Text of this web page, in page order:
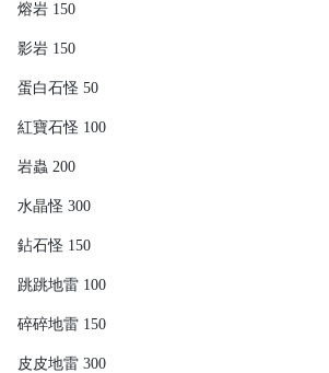
熔岩 150
影岩 150
蛋白石怪 50
紅寶石怪 100
岩蟲 200
水晶怪 300
鉆石怪 150
跳跳地雷 100
碎碎地雷 150
皮皮地雷 300